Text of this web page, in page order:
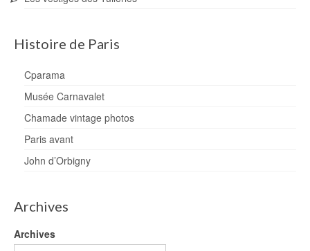
Histoire de Paris
Cparama
Musée Carnavalet
Chamade vintage photos
Paris avant
John d’Orbigny
Archives
Archives